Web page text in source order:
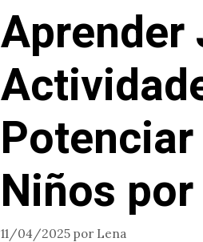
Aprender
Niños
11/04/2025 por Lena